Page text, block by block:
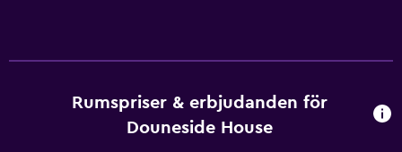
nedan finns antingen tillgängliga på plats eller i närheten.
Avgifter kan tillkomma.
Rumspriser & erbjudanden för
Douneside House